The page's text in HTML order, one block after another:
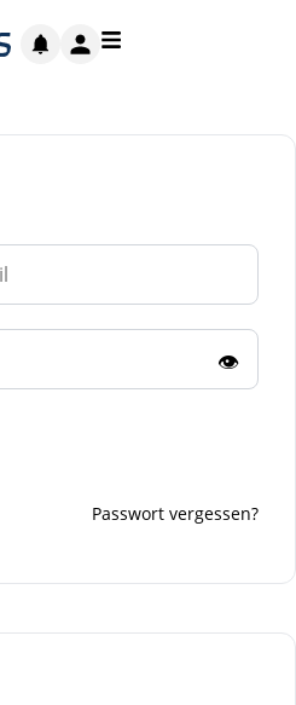
👁
Passwort vergessen?